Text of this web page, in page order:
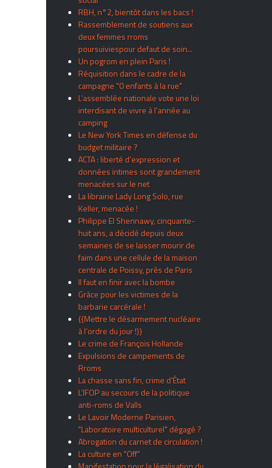
RBH, n°2, bientôt dans les bacs !
Rassemblement de soutiens aux
deux femmes rroms
poursuiviespour defaut de soin...
Un pogrom en plein Paris !
Réquisition dans le cadre de la
campagne "0 enfants à la rue"
L’assemblée nationale vote une loi
interdisant de vivre à l’année au
camping
Le New York Times en défense du
budget militaire ?
ACTA : liberté d’expression et
données intimes sont grandement
menacées sur le net
La librairie Lady Long Solo, rue
Keller, menacée !
Philippe El Shennawy, cinquante-
huit ans, a décidé depuis deux
semaines de se laisser mourir de
faim dans une cellule de la maison
centrale de Poissy, près de Paris
Il faut en finir avec la bombe
Grâce pour les victimes de la
barbarie carcérale !
{{Mettre le désarmement nucléaire
à l’ordre du jour !}}
Le crime de François Hollande
Expulsions de campements de
Rroms
La chasse sans fin, crime d’État
L’IFOP au secours de la politique
anti-roms de Valls
Le Lavoir Moderne Parisien,
"Laboratoire multiculturel" dégagé ?
Abrogation du carnet de circulation !
La culture en "Off"